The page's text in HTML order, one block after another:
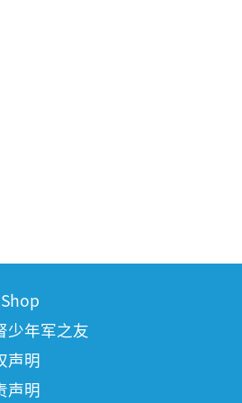
少年军之友
声明
声明